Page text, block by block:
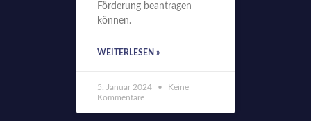
Förderung beantragen
können.
WEITERLESEN »
5. Januar 2024
Keine
Kommentare